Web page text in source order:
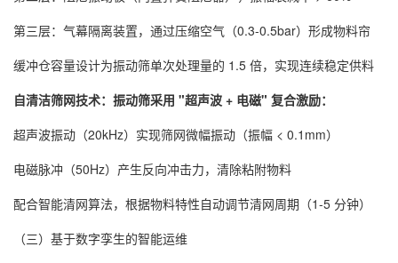
第三层：气幕隔离装置，通过压缩空气（0.3-0.5bar）形成物料帘
缓冲仓容量设计为振动筛单次处理量的 1.5 倍，实现连续稳定供料
自清洁筛网技术：振动筛采用 "超声波 + 电磁" 复合激励：
超声波振动（20kHz）实现筛网微幅振动（振幅 < 0.1mm）
电磁脉冲（50Hz）产生反向冲击力，清除粘附物料
配合智能清网算法，根据物料特性自动调节清网周期（1-5 分钟）
（三）基于数字孪生的智能运维